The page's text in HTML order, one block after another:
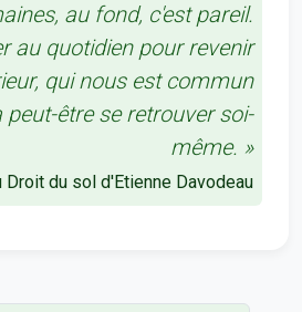
au fond, c'est pareil.
au quotidien pour revenir
qui nous est commun
peut-être se retrouver soi-
même. »
Droit du sol d'Etienne Davodeau